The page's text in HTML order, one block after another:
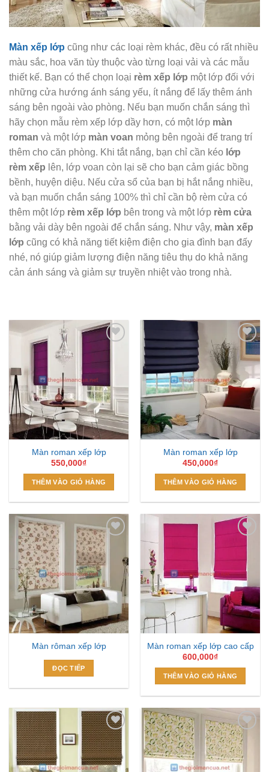
Màn xếp lớp cũng như các loại rèm khác, đều có rất nhiều
màu sắc, hoa văn tùy thuộc vào từng loại vải và các mẫu
thiết kế. Bạn có thể chọn loại rèm xếp lớp một lớp đối với
những cửa hướng ánh sáng yếu, ít nắng để lấy thêm ánh
sáng bên ngoài vào phòng. Nếu bạn muốn chắn sáng thì
hãy chọn mẫu rèm xếp lớp dầy hơn, có một lớp màn
roman và một lớp màn voan mỏng bên ngoài để trang trí
thêm cho căn phòng. Khi tắt nắng, bạn chỉ cần kéo lớp
rèm xếp lên, lớp voan còn lại sẽ cho bạn cảm giác bồng
bềnh, huyện diệu. Nếu cửa sổ của bạn bị hắt nắng nhiều,
và bạn muốn chắn sáng 100% thì chỉ cần bộ rèm cửa có
thêm một lớp rèm xếp lớp bên trong và một lớp rèm cửa
bằng vải dày bên ngoài để chắn sáng. Như vậy, màn xếp
lớp cũng có khả năng tiết kiệm điện cho gia đình bạn đấy
nhé, nó giúp giảm lượng điện năng tiêu thụ do khả năng
cản ánh sáng và giảm sự truyền nhiệt vào trong nhà.
Wishlist
Màn roman xếp lớp
550,000₫
THÊM VÀO GIỎ HÀNG
Add to
Wishlist
Màn roman xếp lớp
450,000₫
THÊM VÀO GIỎ HÀNG
Add to
Wishlist
Màn rôman xếp lớp
ĐỌC TIẾP
Add to
Wishlist
Màn roman xếp lớp cao cấp
600,000₫
THÊM VÀO GIỎ HÀNG
Add to
Wishlist
Add to
Wishlist